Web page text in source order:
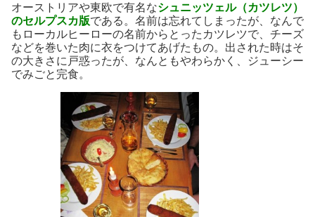
オーストリアや東欧で有名なシュニッツェル（カツレツ）
のセルプスカ版である。名前は忘れてしまったが、なんで
もローカルヒーローの名前からとったカツレツで、チーズ
などを巻いた肉に衣をつけてあげたもの。出された時はそ
の大きさに戸惑ったが、なんともやわらかく、ジューシー
でみごと完食。